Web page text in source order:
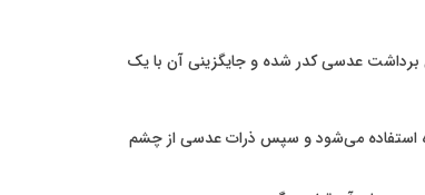
عدسی کدر شده و جایگزینی آن با یک
استفاده می‌شود و سپس ذرات عدسی از چشم